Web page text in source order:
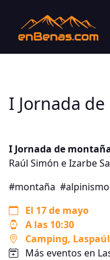
I Jornada
I Jornada de
Raúl Simón e Izarbe
#montaña #alpinismo
El 17 de mayo
A las 10:30
Camping,
Más eventos en